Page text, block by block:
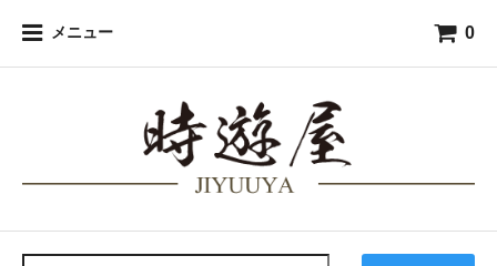
メニュー 0